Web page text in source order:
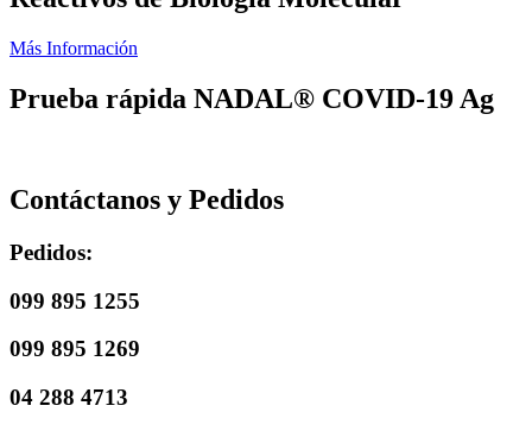
Más Información
Prueba rápida NADAL® COVID-19 Ag
Contáctanos y Pedidos
Pedidos:
099 895 1255
099 895 1269
04 288 4713